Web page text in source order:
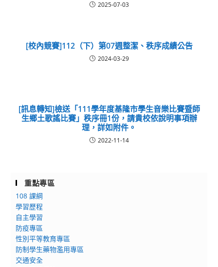
2025-07-03
[校內競賽]112（下）第07週整潔、秩序成績公告
2024-03-29
[訊息轉知]檢送「111學年度基隆市學生音樂比賽暨師
生鄉土歌謠比賽」秩序冊1份，請貴校依說明事項辦
理，詳如附件。
2022-11-14
重點專區
108 課綱
學習歷程
自主學習
防疫專區
性別平等教育專區
防制學生藥物濫用專區
交通安全